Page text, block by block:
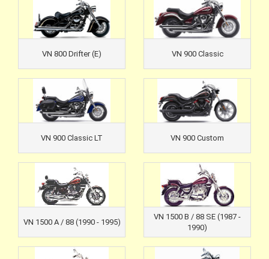
VN 800 Drifter (E) VN 900 Classic
VN 900 Classic LT VN 900 Custom
VN 1500 A / 88 (1990 - 1995)
VN 1500 B / 88 SE (1987 -
1990)